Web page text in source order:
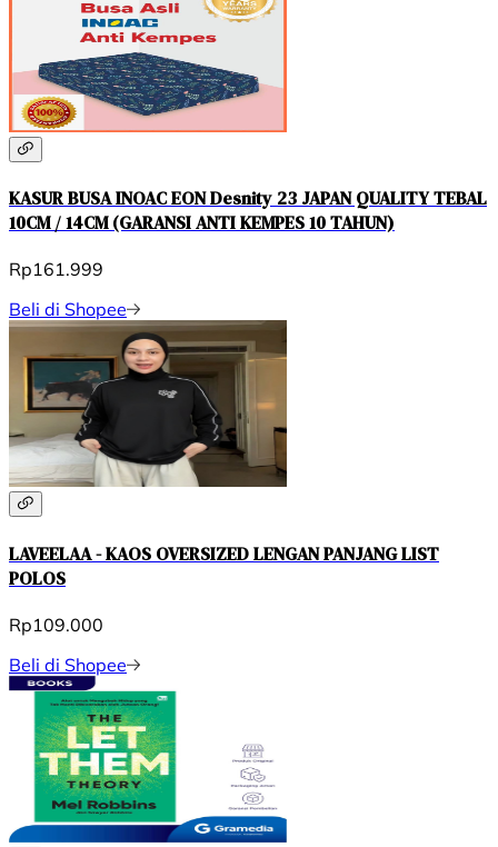
KASUR BUSA INOAC EON Desnity 23 JAPAN QUALITY TEBAL
10CM / 14CM (GARANSI ANTI KEMPES 10 TAHUN)
Rp161.999
Beli di Shopee
LAVEELAA - KAOS OVERSIZED LENGAN PANJANG LIST
POLOS
Rp109.000
Beli di Shopee